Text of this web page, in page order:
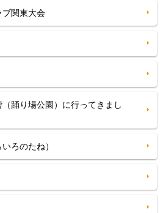
ブ関東大会
踊り場公園）に行ってきまし
ろのたね）